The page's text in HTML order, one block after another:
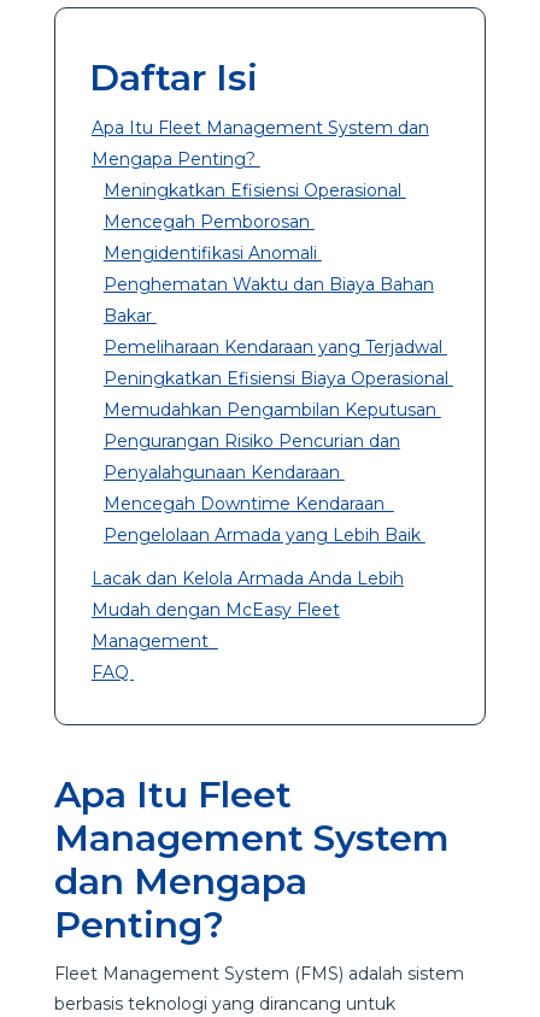
Daftar Isi
Apa Itu Fleet Management System dan
Mengapa Penting?
Meningkatkan Efisiensi Operasional
Mencegah Pemborosan
Mengidentifikasi Anomali
Penghematan Waktu dan Biaya Bahan
Bakar
Pemeliharaan Kendaraan yang Terjadwal
Peningkatkan Efisiensi Biaya Operasional
Memudahkan Pengambilan Keputusan
Pengurangan Risiko Pencurian dan
Penyalahgunaan Kendaraan
Mencegah Downtime Kendaraan
Pengelolaan Armada yang Lebih Baik
Lacak dan Kelola Armada Anda Lebih
Mudah dengan McEasy Fleet
Management
FAQ
Apa Itu Fleet
Management System
dan Mengapa
Penting?
Fleet Management System (FMS) adalah sistem
berbasis teknologi yang dirancang untuk